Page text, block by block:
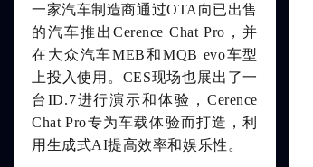
可持续发展
经销商合作伙伴
一家汽车制造商通过OTA向已出售
的汽车推出Cerence Chat Pro，并
在 大众汽车MEB和MQB evo车型
上投入使用。 CES现场也展出了一
台ID.7进行演示和体验，Cerence
Chat Pro专为车载体验而打造，利
用生成式AI提高效率和娱乐性。